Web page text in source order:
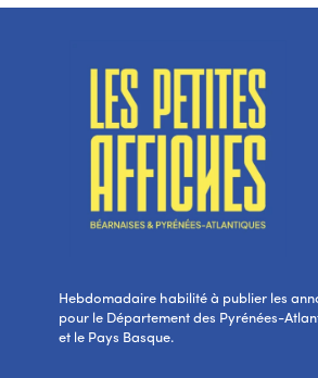
Hebdomadaire habilité à publier les
pour le Département des Pyrénées-
et le Pays Basque.